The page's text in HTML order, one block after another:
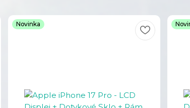
Novinka